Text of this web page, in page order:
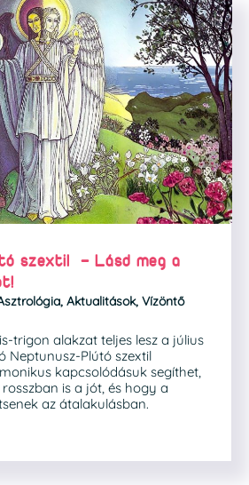
szextil – Lásd meg a
, Aktualitások, Vízöntő
trigon alakzat teljes lesz a július
Neptunusz-Plútó szextil
kapcsolódásuk segíthet,
is a jót, és hogy a
az átalakulásban.